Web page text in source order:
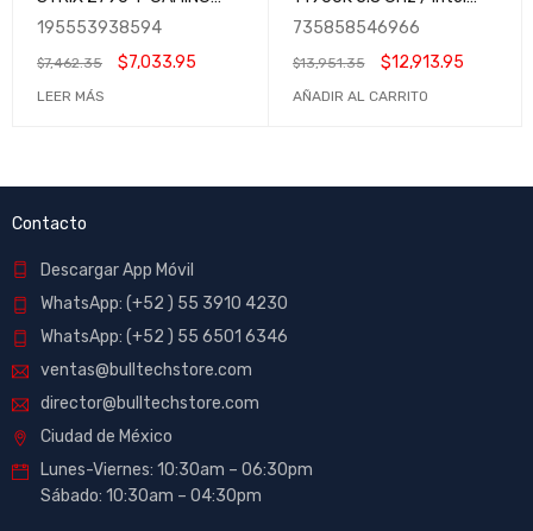
WIFI - Intel LGA 1700 Gen
Gamer
195553938594
$7,462.35 $7,033.95
LEER MÁS
UHD Graphics 770 / S-
36MB Cache (14va.
Generación - Raptor Lake)
735858546966
$13,951.35 $12,913.95
AÑADIR AL CARRITO
Contacto
Descargar App Móvil
WhatsApp: (+52 ) 55 3910 4230
WhatsApp: (+52 ) 55 6501 6346
ventas@bulltechstore.com
director@bulltechstore.com
Ciudad de México
Lunes-Viernes: 10:30am – 06:30pm
Sábado: 10:30am – 04:30pm